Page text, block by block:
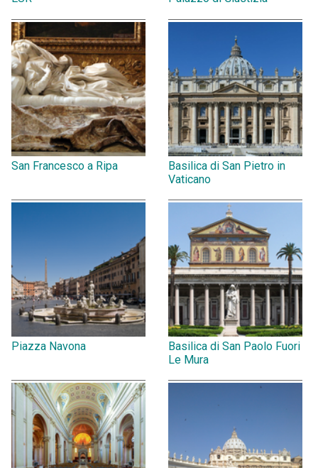
San Francesco a Ripa
Basilica di San Pietro in
Vaticano
Piazza Navona
Basilica di San Paolo Fuori
Le Mura